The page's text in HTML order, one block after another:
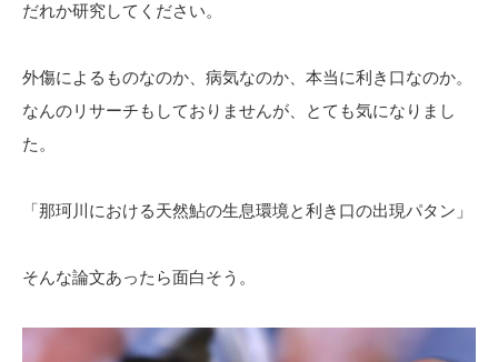
だれか研究してください。
外傷によるものなのか、病気なのか、本当に利き口なのか。
なんのリサーチもしておりませんが、とても気になりまし
た。
「那珂川における天然鮎の生息環境と利き口の出現パタン」
そんな論文あったら面白そう。